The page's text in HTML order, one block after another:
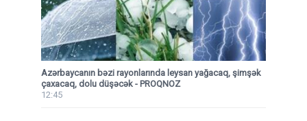
Azərbaycanın bəzi rayonlarında leysan yağacaq, şimşək
çaxacaq, dolu düşəcək - PROQNOZ
12:45